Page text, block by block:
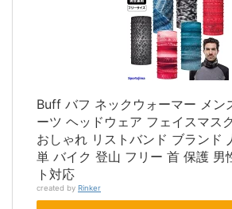
Buff バフ ネックウォーマー メン
ーツ ヘッドウェア フェイスマス
おしゃれ リストバンド ブランド
単 バイク 登山 フリー 首 保護 男
ト対応
created by Rinker